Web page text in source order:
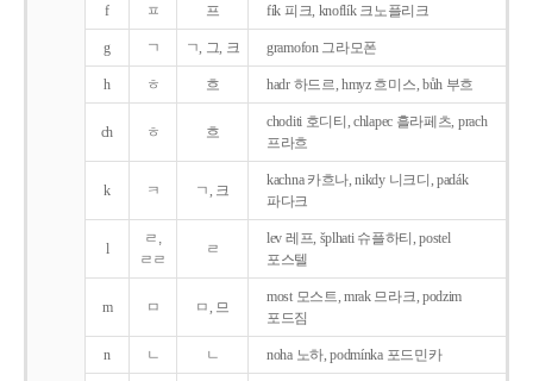
f ㅍ 프 fík 피크, knoflík 크노플리크
g ㄱ ㄱ, 그, 크 gramofon 그라모폰
h ㅎ 흐 hadr 하드르, hmyz 흐미스, bůh 부흐
ch ㅎ 흐
choditi 호디티, chlapec 흘라페츠, prach
프라흐
k ㅋ ㄱ, 크
kachna 카흐나, nikdy 니크디, padák
파다크
l
ㄹ,
ㄹㄹ
ㄹ
lev 레프, šplhati 슈플하티, postel
포스텔
m ㅁ ㅁ, 므
most 모스트, mrak 므라크, podzim
포드짐
n ㄴ ㄴ noha 노하, podmínka 포드민카